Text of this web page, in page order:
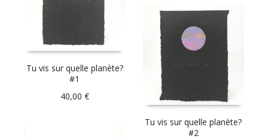
Tu vis sur quelle planète?
#1
40,00 €
Tu vis sur quelle planète?
#2